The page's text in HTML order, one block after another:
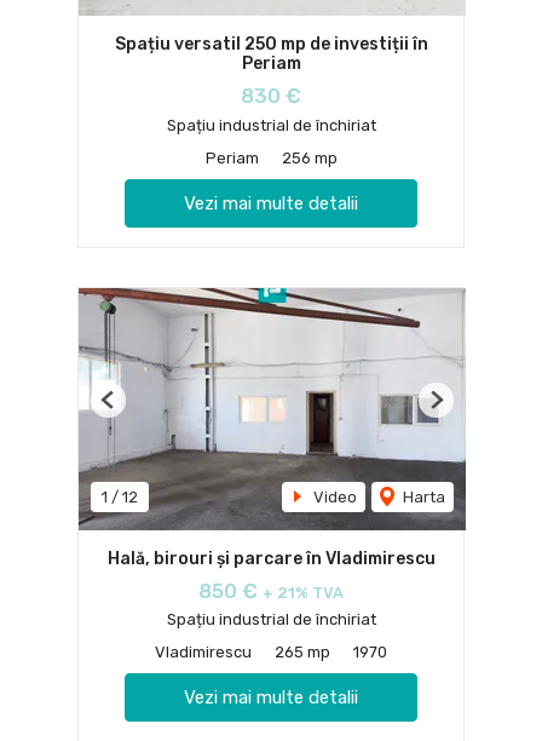
Spațiu versatil 250 mp de investiții în
Periam
830 €
Spațiu industrial de închiriat
Periam
256 mp
Vezi mai multe detalii
1 / 12 Video Harta
Previous Next
Hală, birouri și parcare în Vladimirescu
850 € + 21% TVA
Spațiu industrial de închiriat
Vladimirescu
265 mp 1970
Vezi mai multe detalii